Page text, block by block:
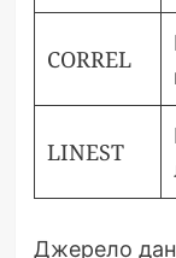
CORREL
LINEST
Джерело